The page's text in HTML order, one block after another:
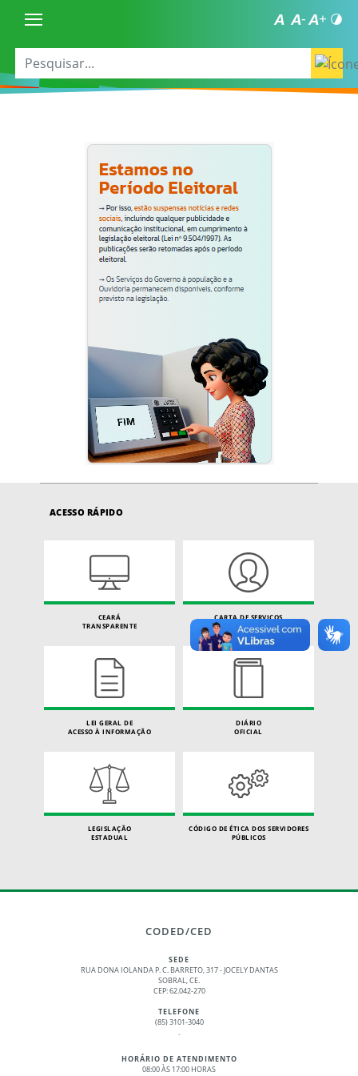
ACESSO RÁPIDO
CEARÁ
TRANSPARENTE
CARTA DE SERVIÇOS
DO CIDADÃO
LEI GERAL DE
ACESSO À INFORMAÇÃO
DIÁRIO
OFICIAL
LEGISLAÇÃO
ESTADUAL
CÓDIGO DE ÉTICA DOS SERVIDORES
PÚBLICOS
CODED/CED
SEDE
RUA DONA IOLANDA P. C. BARRETO, 317 - JOCELY DANTAS
SOBRAL, CE.
CEP: 62.042-270
TELEFONE
(85) 3101-3040
.
HORÁRIO DE ATENDIMENTO
08:00 ÀS 17:00 HORAS